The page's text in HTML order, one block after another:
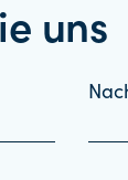
uns